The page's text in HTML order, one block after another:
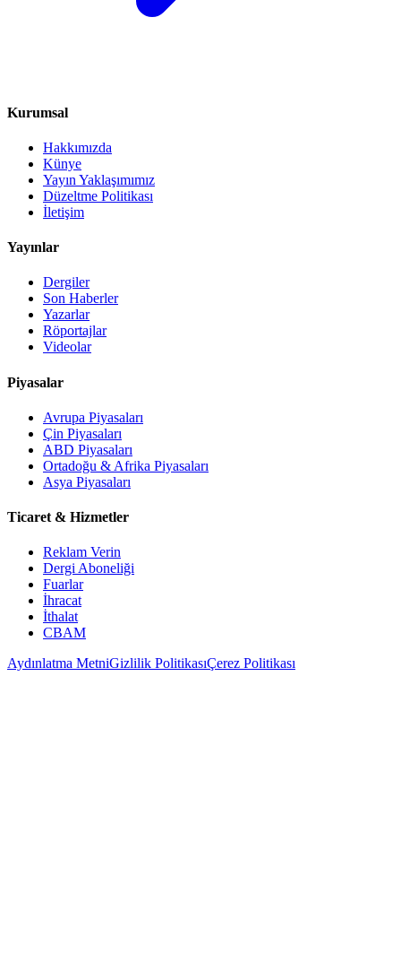
Kurumsal
Hakkımızda
Künye
Yayın Yaklaşımımız
Düzeltme Politikası
İletişim
Yayınlar
Dergiler
Son Haberler
Yazarlar
Röportajlar
Videolar
Piyasalar
Avrupa Piyasaları
Çin Piyasaları
ABD Piyasaları
Ortadoğu & Afrika Piyasaları
Asya Piyasaları
Ticaret & Hizmetler
Reklam Verin
Dergi Aboneliği
Fuarlar
İhracat
İthalat
CBAM
Aydınlatma MetniGizlilik PolitikasıÇerez Politikası